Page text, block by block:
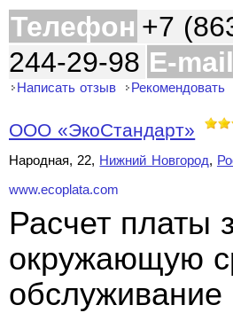
Телефон +7
244-29-98 E-mail
Написать отзыв Рекомендовать
ООО «ЭкоСтандарт»
Народная, 22, Нижний Новгород,
www.ecoplata.com
Расчет платы
окружающую
обслуживание